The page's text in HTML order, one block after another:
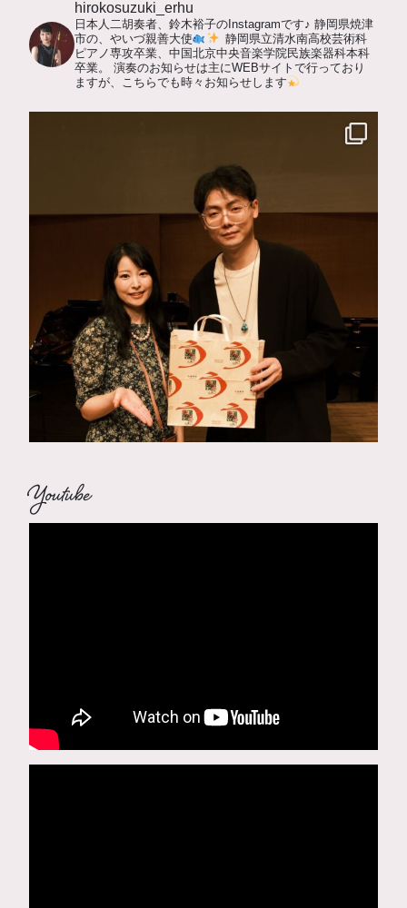
hirokosuzuki_erhu
日本人二胡奏者、鈴木裕子のInstagramです♪ 静岡県焼津
市の、やいづ親善大使
静岡県立清水南高校芸術科
ピアノ専攻卒業、中国北京中央音楽学院民族楽器科本科
卒業。
演奏のお知らせは主にWEBサイトで行っており
ますが、こちらでも時々お知らせします
Youtube